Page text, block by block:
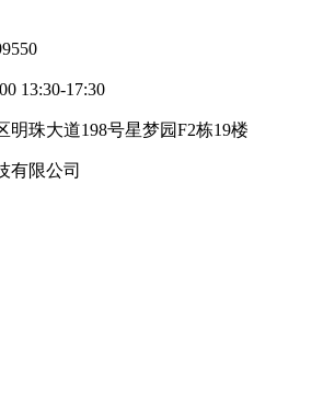
13:30-17:30
明珠大道198号星梦园F2栋19楼
有限公司